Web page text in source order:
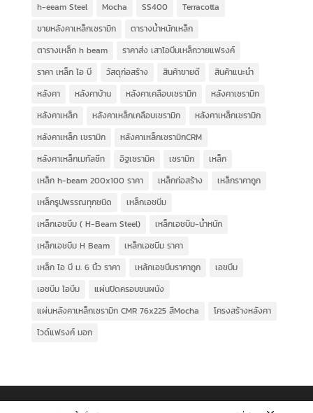
h-eeam Steel
Mocha SS400
Terracotta
ขายหลังคาเหล็กเซรามิก
ตารางน้ำหนักเหล็ก
ตารางเหล็ก h beam
ราคาส่ง เสาไอบีมเหล็กวายแฟรงค์
ราคา เหล็ก ไอ บี
วัสดุก่อสร้าง สินค้าขายดี
สินค้าแนะนำ
หลังคา
หลังคาบ้าน หลังคาเคลือบเซรามิก
หลังคาเซรามิก
หลังคาเหล็ก
หลังคาเหล็กเคลือบเซรามิก
หลังคาเหล็กเซรามิก
หลังคาเหล็ก เซรามิก
หลังคาเหล็กเซรามิกCRM
หลังคาเหล็กเมทัลชีท
อิฐเซรามิค เซรามิก
เหล็ก
เหล็ก h-beam 200x100 ราคา
เหล็กก่อสร้าง
เหล็กราคาถูก
เหล็กรูปพรรณทุกชนิด
เหล็กเอชบีม
เหล็กเอชบีม ( H-Beam Steel)
เหล็กเอชบีม-น้ำหนัก
เหล็กเอชบีม H Beam
เหล็กเอชบีม ราคา
เหล็ก ไอ บี ม. 6 นิ้ว ราคา
เหล้กเอชบีมราคาถูก
เอชบีม
เอชบีม ไอบีม
แผ่นปิดครอบชนผนัง
แผ่นหลังคาเหล็กเซรามิก CMR 76x225 สีMocha
โครงสร้างหลังคา
ไวด์แฟรงค์ มอก